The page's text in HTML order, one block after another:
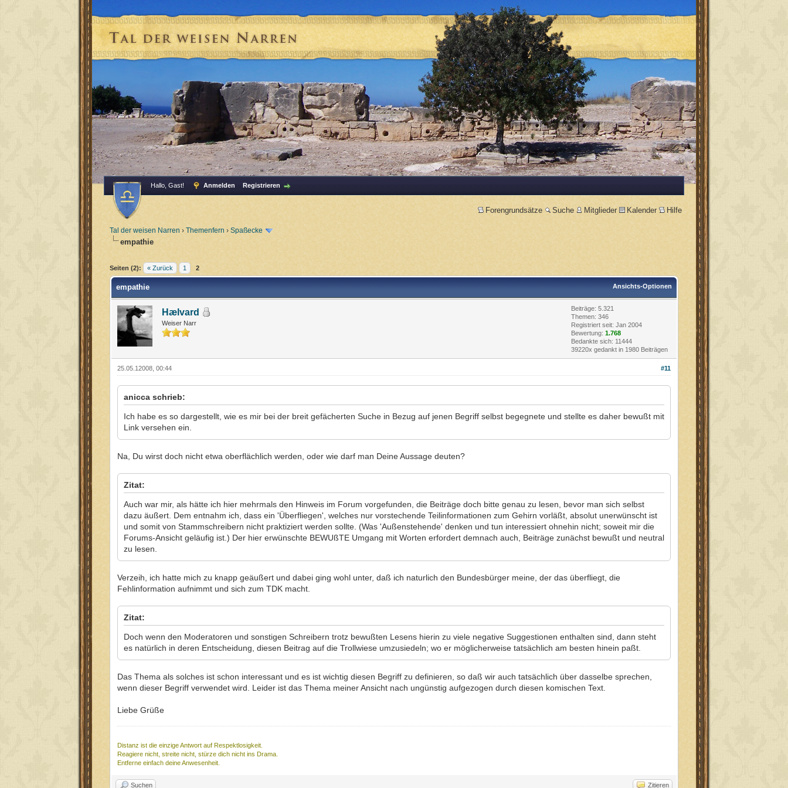
Hallo, Gast! Anmelden Registrieren
Forengrundsätze Suche Mitglieder Kalender Hilfe
Tal der weisen Narren › Themenfern › Spaßecke
empathie
Seiten (2): « Zurück 1 2
Ansichts-Optionen
empathie
Hælvard
Weiser Narr
Beiträge: 5.321
Themen: 346
Registriert seit: Jan 2004
Bewertung: 1.768
Bedankte sich: 11444
39220x gedankt in 1980 Beiträgen
#11
25.05.12008, 00:44
anicca schrieb:
Ich habe es so dargestellt, wie es mir bei der breit gefächerten Suche in Bezug auf jenen Begriff selbst begegnete und stellte es daher bewußt mit
Link versehen ein.
Na, Du wirst doch nicht etwa oberflächlich werden, oder wie darf man Deine Aussage deuten?
Zitat:
Auch war mir, als hätte ich hier mehrmals den Hinweis im Forum vorgefunden, die Beiträge doch bitte genau zu lesen, bevor man sich selbst
dazu äußert. Dem entnahm ich, dass ein 'Überfliegen', welches nur vorstechende Teilinformationen zum Gehirn vorläßt, absolut unerwünscht ist
und somit von Stammschreibern nicht praktiziert werden sollte. (Was 'Außenstehende' denken und tun interessiert ohnehin nicht; soweit mir die
Forums-Ansicht geläufig ist.) Der hier erwünschte BEWUßTE Umgang mit Worten erfordert demnach auch, Beiträge zunächst bewußt und neutral
zu lesen.
Verzeih, ich hatte mich zu knapp geäußert und dabei ging wohl unter, daß ich naturlich den Bundesbürger meine, der das überfliegt, die
Fehlinformation aufnimmt und sich zum TDK macht.
Zitat:
Doch wenn den Moderatoren und sonstigen Schreibern trotz bewußten Lesens hierin zu viele negative Suggestionen enthalten sind, dann steht
es natürlich in deren Entscheidung, diesen Beitrag auf die Trollwiese umzusiedeln; wo er möglicherweise tatsächlich am besten hinein paßt.
Das Thema als solches ist schon interessant und es ist wichtig diesen Begriff zu definieren, so daß wir auch tatsächlich über dasselbe sprechen,
wenn dieser Begriff verwendet wird. Leider ist das Thema meiner Ansicht nach ungünstig aufgezogen durch diesen komischen Text.
Liebe Grüße
Distanz ist die einzige Antwort auf Respektlosigkeit.
Reagiere nicht, streite nicht, stürze dich nicht ins Drama.
Entferne einfach deine Anwesenheit.
Suchen Zitieren